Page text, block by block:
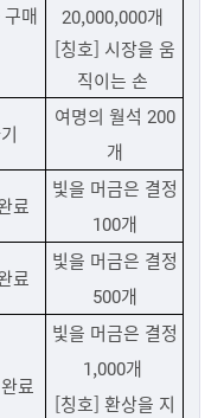
매
20,000,000개
[칭호] 시장을 움
직이는 손
여명의 월석 200
개
료
빛을 머금은 결정
100개
료
빛을 머금은 결정
500개
료
빛을 머금은 결정
1,000개
[칭호] 환상을 지